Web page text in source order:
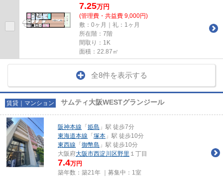
7.25万円
(管理費・共益費 9,000円)
敷：0ヶ月｜礼：1ヶ月
所在階：7階
間取り：1K
面積：22.87㎡
全8件を表示する
賃貸｜マンション サムティ大阪WESTグランジール
阪神本線 「 姫島 」駅 徒歩7分
東海道本線 「 塚本 」駅 徒歩10分
東西線 「 御幣島 」駅 徒歩10分
大阪府大阪市西淀川区野里 １丁目
7.4万円
築年数：築21年 ｜募集中： 1室